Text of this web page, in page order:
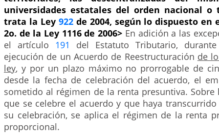
universidades estatales del orden nacional
trata la Ley 922de 2004, según lo dispuesto
2o. de la Ley 1116 de 2006> En adición a las
el artículo 191
del Estatuto Tributario,
ejecución de un Acuerdo de Reestructuración de
ley, y por un plazo máximo no prorrogable de
desde la fecha de celebración del acuerdo, el
sometido al régimen de la renta presuntiva.
que se celebre el acuerdo y que haya
su celebración, se aplica el régimen de la renta
proporcional.